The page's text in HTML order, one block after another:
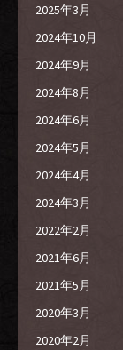
2025年3月
2024年10月
2024年9月
2024年8月
2024年6月
2024年5月
2024年4月
2024年3月
2022年2月
2021年6月
2021年5月
2020年3月
2020年2月